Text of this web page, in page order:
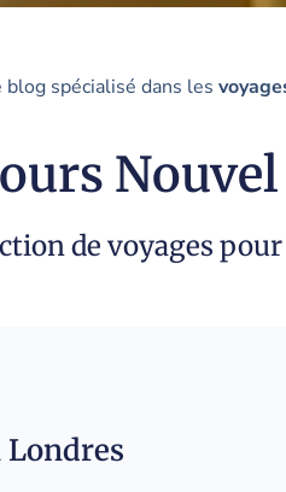
blog spécialisé dans les
de voyages
Londres